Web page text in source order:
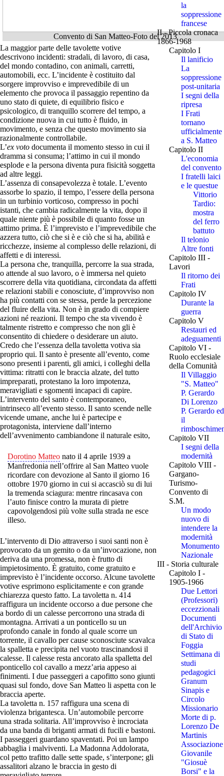
Convento di San Matteo-Foto del 2013
La maggior parte delle tavolette votive
descrivono incidenti: stradali, di lavoro, di casa,
del mondo contadino, con animali, carretti,
automobili, ecc. L’incidente è costituito dal
sorgere improvviso e imprevedibile di un
elemento che provoca il passaggio repentino da
uno stato di quiete, di equilibrio fisico e
psicologico, di tranquillo scorrere del tempo, a
condizione nuova in cui tutto è fluido, in
movimento, e senza che questo movimento sia
razionalmente controllabile.
L’ex voto documenta il momento stesso in cui il
dramma si consuma; l’attimo in cui il mondo
esplode e la persona diventa pura fisicità soggetta
ad altre leggi.
L’assenza di consapevolezza è totale. L’evento
assorbe lo spazio, il tempo, l’essere della persona
in un turbinio vorticoso, compresso in pochi
istanti, che cambia radicalmente la vita, dopo il
quale niente più è possibile di quanto fosse un
attimo prima. È l’imprevisto e l’imprevedibile che
azzera tutto, ciò che si è e ciò che si ha, abilità e
ricchezze, insieme al complesso delle relazioni, di
affetti e di interessi.
La persona che, tranquilla, percorre la sua strada,
o attende al suo lavoro, o è immersa nel quieto
scorrere della vita quotidiana, circondata da affetti
e relazioni stabili e conosciute, d’improvviso non
ha più contatti con se stessa, perde la percezione
del fluire della vita. Non è in grado di compiere
azioni né reazioni. Il tempo che sta vivendo è
talmente ristretto e compresso che non gli è
consentito di chiedere o desiderare un aiuto.
Credo che l’essenza della tavoletta votiva sia
proprio qui. Il santo è presente all’evento, come
sono presenti i parenti, gli amici, i colleghi della
vittima: ritratti con le braccia alzate, del tutto
impreparati, protestano la loro impotenza,
meravigliati e sgomenti incapaci di capire.
L’intervento del santo è contemporaneo,
intrinseco all’evento stesso. Il santo scende nelle
vicende umane, anche lui è partecipe e
protagonista, interviene dall’interno
dell’avvenimento cambiandone il naturale esito,
Dorotino Matteo nato il 4 aprile 1939 a
Manfredonia nell’offrire al San Matteo vuole
ricordare con devozione al Santo il giorno 16
ottobre 1970 giorno in cui si accasciò su di lui
la tremenda sciagura: mentre rincasava con
l’auto finisce contro la murata di pietre
capovolgendosi più volte sulla strada ne esce
illeso.
L’intervento di Dio attraverso i suoi santi non è
provocato da un gemito o da un’invocazione, non
deriva da una promessa, non è frutto di
impietosimento. È gratuito, come gratuito e
imprevisto è l’incidente occorso. Alcune tavolette
votive esprimono esplicitamente e con grande
chiarezza questo fatto. La tavoletta n. 414
raffigura un incidente occorso a due persone che
a bordo di un calesse percorrono una strada di
montagna. Arrivati a un ponticello su un
profondo canale in fondo al quale scorre un
torrente, il cavallo per cause sconosciute scavalca
la spalletta e precipita nel vuoto trascinandosi il
calesse. Il calesse resta ancorato alla spalletta del
ponticello col cavallo a mezz’aria appeso ai
finimenti. I due passeggeri a capofitto sono giunti
quasi sul fondo, dove San Matteo li aspetta con le
braccia aperte.
La tavoletta n. 157 raffigura una scena di
violenza brigantesca. Un’automobile percorre
una strada solitaria. All’improvviso è incrociata
da una banda di briganti armati di fucili e bastoni.
I passeggeri guardano spaventati. Poi un lampo
abbaglia i malviventi. La Madonna Addolorata,
col petto trafitto dalle sette spade, s’interpone; gli
assalitori alzano le braccia in gesto di
la
soppressione
francese
II - Piccola cronaca
1866-1968
Capitolo I
Il lanificio
La
soppressione
post-unitaria
I segni della
ripresa
I Frati
tornano
ufficialmente
a S. Matteo
Capitolo II
L'economia
del convento
I fratelli laici
e le questue
Vittorio
Tardio:
mostra
del ferro
battuto
Il telonio
Altre fonti
Capitolo III -
Lavori
Il ritorno dei
Frati
Capitolo IV
Durante la
guerra
Capitolo V
Restauri ed
adeguamenti
Capitolo VI -
Ruolo ecclesiale
della Comunità
Il Villaggio
"S. Matteo"
P. Gerardo
Di Lorenzo
P. Gerardo ed
il
Capitolo VII
I segni della
modernità
Capitolo VIII -
Gargano-
Turismo-
Convento di
S.M.
Un modo
nuovo di
intendere la
modernità
Monumento
Nazionale
III - Storia culturale
Capitolo I -
1905-1966
Due Lettori
(Professori)
eccezzionali
Documenti
dell'Archivio
di Stato di
Foggia
Settimana di
studi
pedagogici
Granum
Sinapis e
Circolo
Missionario
Morte di p.
Lorenzo De
Martinis
Associazione
Giovanile
"Giosuè
Borsi" e la